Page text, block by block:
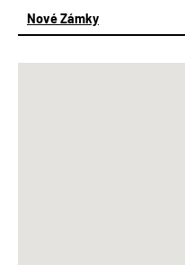
Nové Zámky